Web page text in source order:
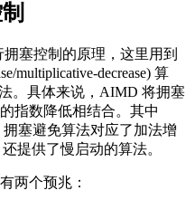
塞控制的原理，这里用到
multiplicative-decrease) 算
。具体来说，AIMD 将拥塞
指数降低相结合。其中
塞避免算法对应了加法增
提供了慢启动的算法。
两个预兆：